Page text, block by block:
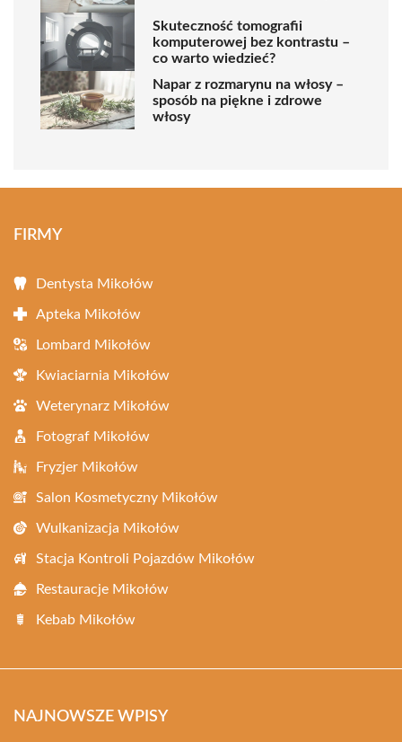
Skuteczność tomografii
komputerowej bez kontrastu –
co warto wiedzieć?
Napar z rozmarynu na włosy –
sposób na piękne i zdrowe
włosy
FIRMY
Dentysta Mikołów
Apteka Mikołów
Lombard Mikołów
Kwiaciarnia Mikołów
Weterynarz Mikołów
Fotograf Mikołów
Fryzjer Mikołów
Salon Kosmetyczny Mikołów
Wulkanizacja Mikołów
Stacja Kontroli Pojazdów Mikołów
Restauracje Mikołów
Kebab Mikołów
NAJNOWSZE WPISY